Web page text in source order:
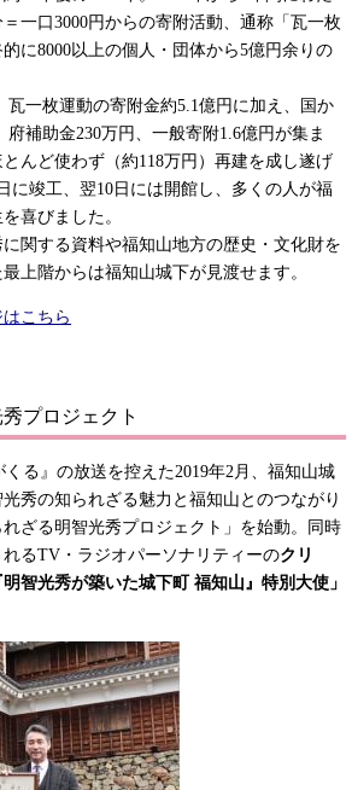
一口3000円からの寄附活動、通称「瓦一枚
に8000以上の個人・団体から5億円余りの
瓦一枚運動の寄附金約5.1億円に加え、国か
府補助金230万円、一般寄附1.6億円が集ま
んど使わず（約118万円）再建を成し遂げ
に竣工、翌10日には開館し、多くの人が福
喜びました。
関する資料や福知山地方の歴史・文化財を
上階からは福知山城下が見渡せます。
こちら
プロジェクト
る』の放送を控えた2019年2月、福知山城
秀の知られざる魅力と福知山とのつながり
ざる明智光秀プロジェクト」を始動。同時
るTV・ラジオパーソナリティーのクリ
智光秀が築いた城下町 福知山』特別大使」